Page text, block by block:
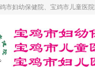
市妇幼保健院、宝鸡市儿童医院